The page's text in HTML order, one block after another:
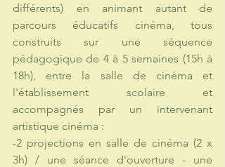
différents) en animant autant de
parcours éducatifs cinéma, tous
construits sur une séquence
pédagogique de 4 à 5 semaines (15h à
18h), entre la salle de cinéma et
l'établissement scolaire et
accompagnés par un intervenant
artistique cinéma :
-2 projections en salle de cinéma (2 x
3h) / une séance d'ouverture - une